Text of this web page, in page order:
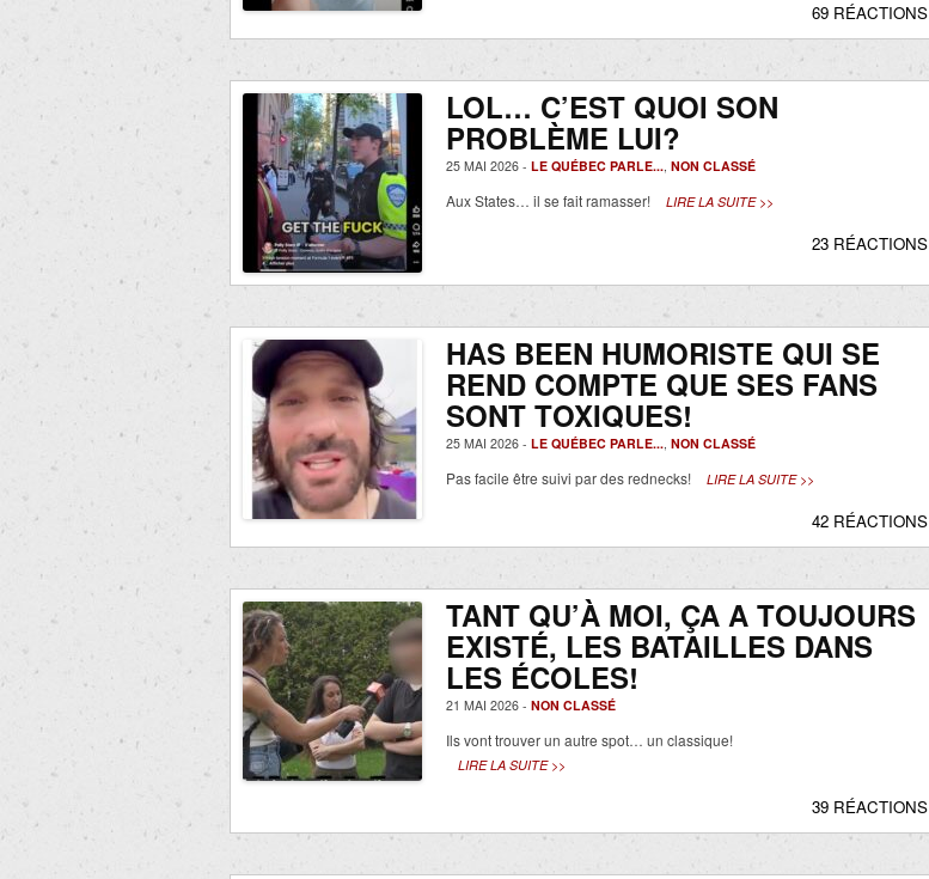
69 RÉACTIONS
LOL… C’EST QUOI SON
PROBLÈME LUI?
25 MAI 2026 - LE QUÉBEC PARLE..., NON CLASSÉ
Aux States… il se fait ramasser! LIRE LA SUITE >>
23 RÉACTIONS
HAS BEEN HUMORISTE QUI SE
REND COMPTE QUE SES FANS
SONT TOXIQUES!
25 MAI 2026 - LE QUÉBEC PARLE..., NON CLASSÉ
Pas facile être suivi par des rednecks! LIRE LA SUITE >>
42 RÉACTIONS
TANT QU’À MOI, ÇA A TOUJOURS
EXISTÉ, LES BATAILLES DANS
LES ÉCOLES!
21 MAI 2026 - NON CLASSÉ
Ils vont trouver un autre spot… un classique!
LIRE LA SUITE >>
39 RÉACTIONS